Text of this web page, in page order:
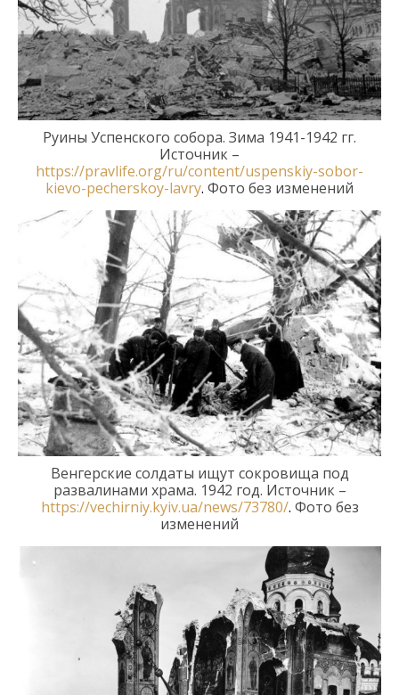
Руины Успенского собора. Зима 1941-1942 гг.
Источник –
https://pravlife.org/ru/content/uspenskiy-sobor-
kievo-pecherskoy-lavry. Фото без изменений
Венгерские солдаты ищут сокровища под
развалинами храма. 1942 год. Источник –
https://vechirniy.kyiv.ua/news/73780/. Фото без
изменений